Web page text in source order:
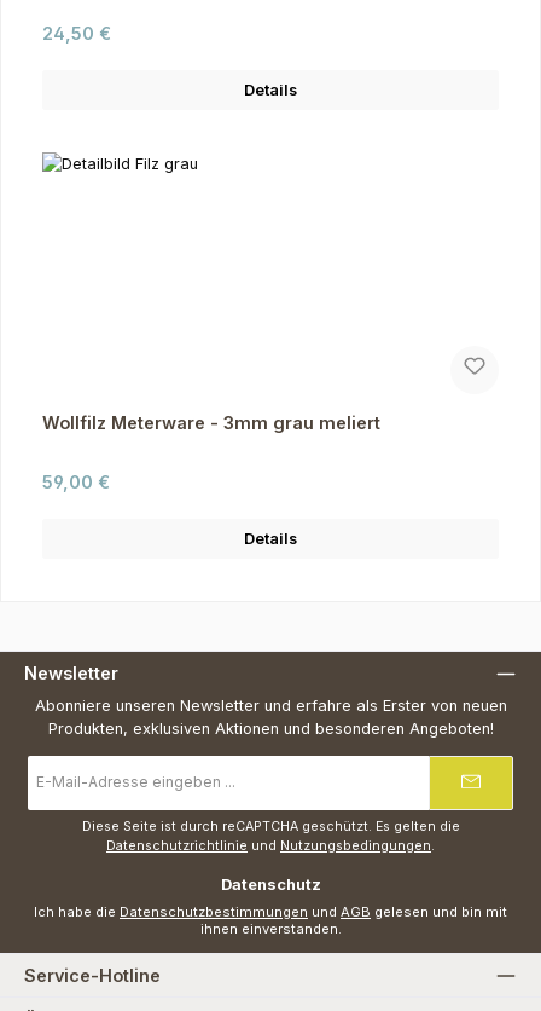
Regulärer Preis:
24,50 €
Details
Wollfilz Meterware - 3mm grau meliert
Regulärer Preis:
59,00 €
Details
Newsletter
Abonniere unseren Newsletter und erfahre als Erster von neuen
Produkten, exklusiven Aktionen und besonderen Angeboten!
Mail-
Adresse
Diese Seite ist durch reCAPTCHA geschützt. Es gelten die
Datenschutzrichtlinie und Nutzungsbedingungen.
Datenschutz
Ich habe die Datenschutzbestimmungen und AGB gelesen und bin mit
ihnen einverstanden.
Service-Hotline